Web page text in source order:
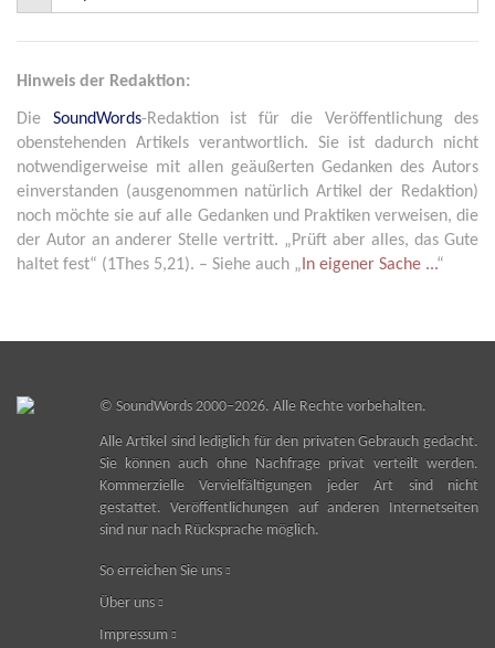
Hinweis der Redaktion:
Die SoundWords-Redaktion ist für die Veröffentlichung des
obenstehenden Artikels verantwortlich. Sie ist dadurch nicht
notwendigerweise mit allen geäußerten Gedanken des Autors
einverstanden (ausgenommen natürlich Artikel der Redaktion)
noch möchte sie auf alle Gedanken und Praktiken verweisen, die
der Autor an anderer Stelle vertritt. „Prüft aber alles, das Gute
haltet fest“ (1Thes 5,21). – Siehe auch „In eigener Sache ...“
© SoundWords2000–2026. Alle Rechte vorbehalten.
Alle Artikel sind lediglich für den privaten Gebrauch gedacht.
Sie können auch ohne Nachfrage privat verteilt werden.
Kommerzielle Vervielfältigungen jeder Art sind nicht
gestattet. Veröffentlichungen auf anderen Internetseiten
sind nur nach Rücksprache möglich.
So erreichen Sie uns
Über uns
Impressum